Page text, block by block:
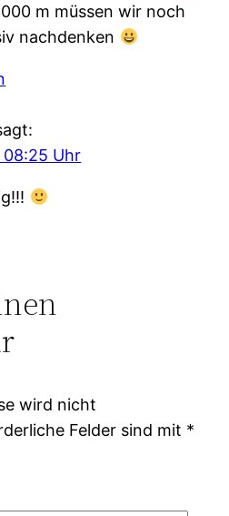
m müssen wir noch
nachdenken
08:25 Uhr
wird nicht
Felder sind mit *